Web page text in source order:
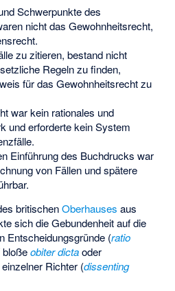
Schwerpunkte des
nicht das Gewohnheitsrecht,
zu zitieren, bestand nicht
Regeln zu finden,
für das Gewohnheitsrecht zu
war kein rationales und
und erforderte kein System
Einführung des Buchdrucks war
von Fällen und spätere
britischenOberhauses aus
sich die Gebundenheit auf die
Entscheidungsgründe (ratio
bloßeobiter dictaoder
Richter (dissenting